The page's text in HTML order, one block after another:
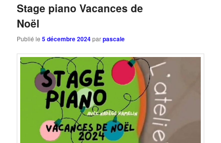
Stage piano Vacances de
Noël
Publié le5 décembre 2024parpascale